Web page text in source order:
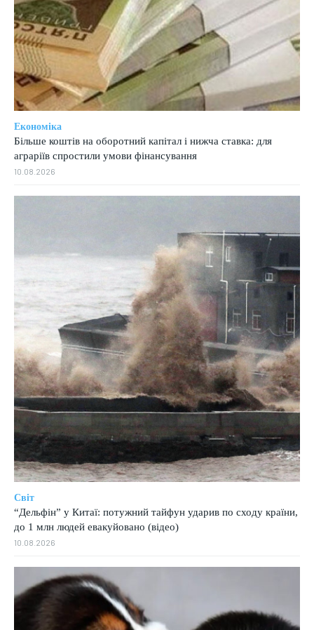
Економіка
Більше коштів на оборотний капітал і нижча ставка: для
аграріїв спростили умови фінансування
10.08.2026
Світ
“Дельфін” у Китаї: потужний тайфун ударив по сходу країни,
до 1 млн людей евакуйовано (відео)
10.08.2026